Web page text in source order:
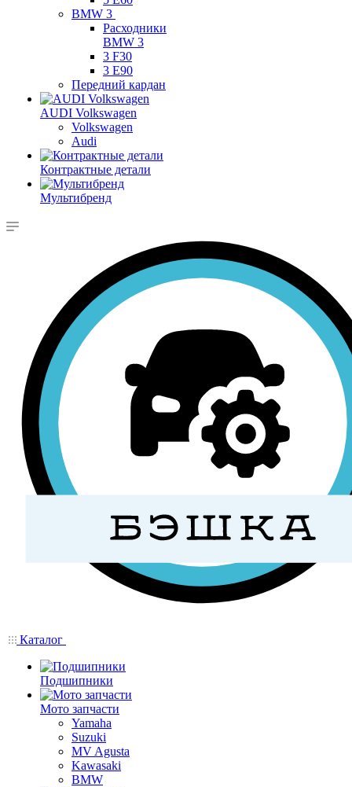
BMW 3
Расходники
BMW 3
3 F30
3 E90
Передний кардан
AUDI Volkswagen
Volkswagen
Audi
Контрактные детали
Мультибренд
Каталог
Подшипники
Мото запчасти
Yamaha
Suzuki
MV Agusta
Kawasaki
BMW